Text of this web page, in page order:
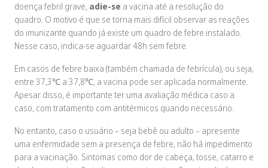
doença febril grave, adie-se a vacina até a resolução do
quadro. O motivo é que se torna mais difícil observar as reações
do imunizante quando já existe um quadro de febre instalado.
Nesse caso, indica-se aguardar 48h sem febre.
Em casos de febre baixa (também chamada de febrícula), ou seja,
entre 37,3℃ a 37,8℃, a vacina pode ser aplicada normalmente.
Apesar disso, é importante ter uma avaliação médica caso a
caso, com tratamento com antitérmicos quando necessário.
No entanto, caso o usuário – seja bebê ou adulto – apresente
uma enfermidade sem a presença de febre, não há impedimento
para a vacinação. Sintomas como dor de cabeça, tosse, catarro e